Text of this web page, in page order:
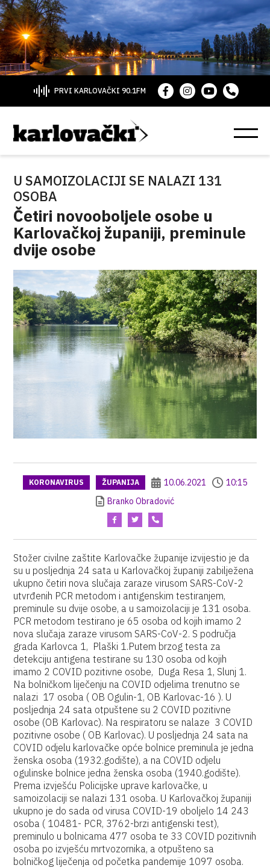
PRVI KARLOVAČKI 90.1FM
U SAMOIZOLACIJI SE NALAZI 131
OSOBA
Četiri novooboljele osobe u
Karlovačkoj županiji, preminule
dvije osobe
KORONAVIRUS ŽUPANIJA 10.06.2021
10:15
Branko Obradović
Stožer civilne zaštite Karlovačke županije izvijestio je da
su u posljednja 24 sata u Karlovačkoj županiji zabilježena
ukupno četiri nova slučaja zaraze virusom SARS-CoV-2
utvrđenih PCR metodom i antigenskim testiranjem,
preminule su dvije osobe, a u samoizolaciji je 131 osoba.
PCR metodom testirano je 65 osoba od kojih imamo 2
nova slučaja zaraze virusom SARS-CoV-2. S područja
grada Karlovca 1, Plaški 1.Putem brzog testa za
detekciju antigena testirane su 130 osoba od kojih
imamo 2 COVID pozitivne osobe, Duga Resa 1, Slunj 1.
Na bolničkom liječenju na COVID odjelima trenutno se
nalazi 17 osoba ( OB Ogulin-1, OB Karlovac-16 ). U
posljednja 24 sata otpuštene su 2 COVID pozitivne
osobe (OB Karlovac). Na respiratoru se nalaze 3 COVID
pozitivne osobe ( OB Karlovac). U posljednja 24 sata na
COVID odjelu karlovačke opće bolnice preminula je jedna
ženska osoba (1932.godište), a na COVID odjelu
ogulinske bolnice jedna ženska osoba (1940.godište).
Prema izvješću Policijske uprave karlovačke, u
samoizolaciji se nalazi 131 osoba. U Karlovačkoj županiji
ukupno je do sada od virusa COVID-19 oboljelo 14 243
osoba ( 10481- PCR, 3762-brzi antigenski test),
preminulo u bolnicama 477 osoba te 33 COVID pozitivnih
osoba po izvješću mrtvozornika, a otpušteno sa
bolničkog liječenja od početka pandemije 1097 osoba.